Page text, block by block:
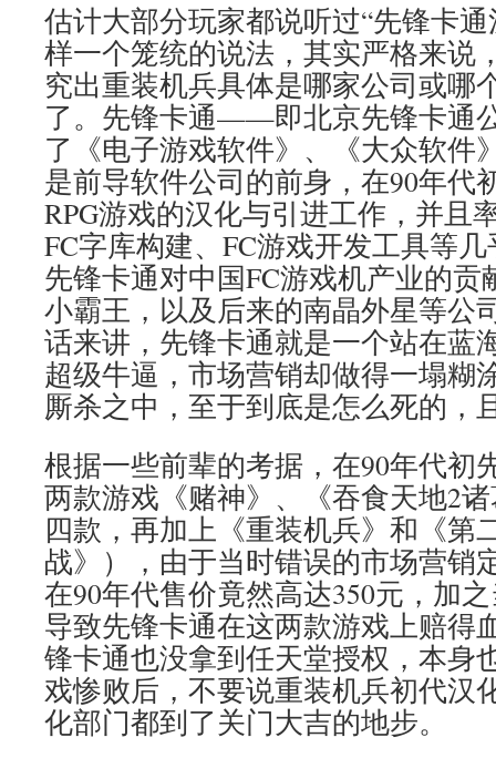
估计大部分玩家都说听过“先锋卡
样一个笼统的说法，其实严格来说
究出重装机兵具体是哪家公司或哪
了。先锋卡通——即北京先锋卡通
了《电子游戏软件》、《大众软件
是前导软件公司的前身，在90年代
RPG游戏的汉化与引进工作，并且
FC字库构建、FC游戏开发工具等
先锋卡通对中国FC游戏机产业的
小霸王，以及后来的南晶外星等公
话来讲，先锋卡通就是一个站在蓝
超级牛逼，市场营销却做得一塌糊
厮杀之中，至于到底是怎么死的，
根据一些前辈的考据，在90年代初
两款游戏《赌神》、《吞食天地2
四款，再加上《重装机兵》和《第
战》），由于当时错误的市场营销
在90年代售价竟然高达350元，加
导致先锋卡通在这两款游戏上赔得
锋卡通也没拿到任天堂授权，本身
戏惨败后，不要说重装机兵初代汉
化部门都到了关门大吉的地步。